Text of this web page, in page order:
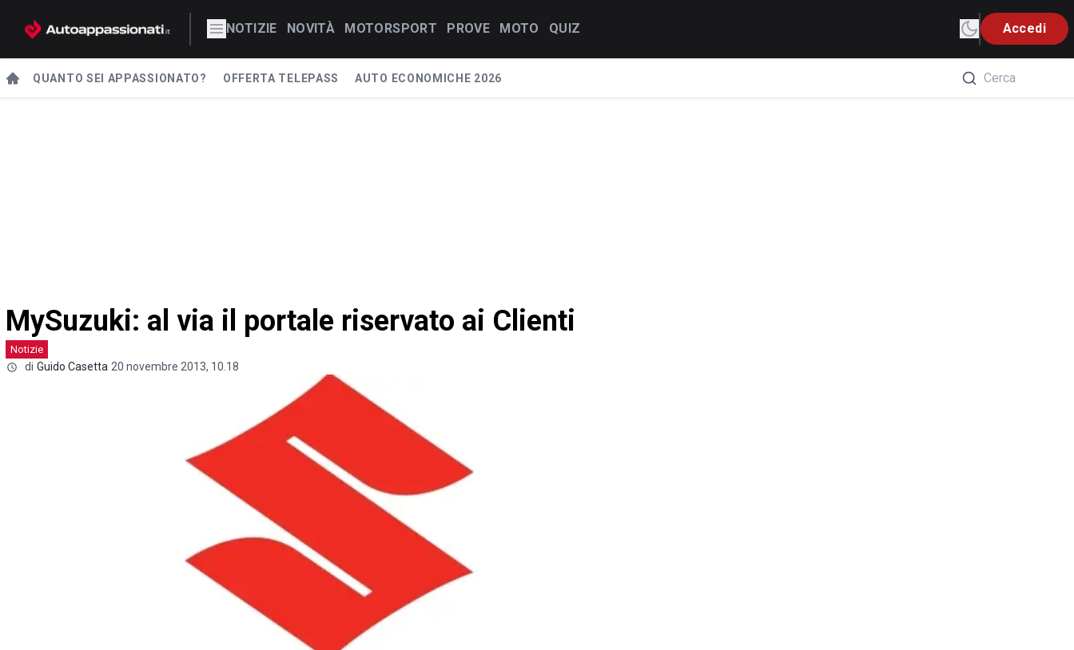
NOTIZIE NOVITÀ MOTORSPORT PROVE MOTO QUIZ Accedi
QUANTO SEI APPASSIONATO? OFFERTA TELEPASS AUTO ECONOMICHE 2026
MySuzuki: al via il portale riservato ai Clienti
Notizie
di Guido Casetta 20 novembre 2013, 10.18